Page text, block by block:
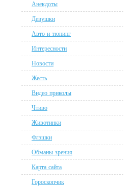
Анекдоты
Девушки
Авто и тюнинг
Интересности
Новости
Жесть
Видео приколы
Чтиво
Животинки
Флэшки
Обманы зрения
Карта сайта
Гороскопчик